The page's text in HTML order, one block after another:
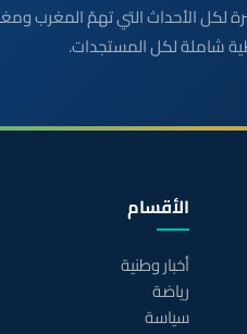
متابعة مباشرة لكل الأحداث التي تهمّ المغرب
شاملة لكل المستجدات.
الأقسام
أخبار وطنية
رياضة
سياسة